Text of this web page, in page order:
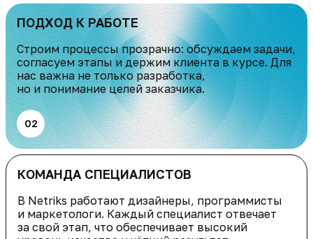
ПОДХОД К РАБОТЕ
Строим процессы прозрачно: обсуждаем задачи,
согласуем этапы и держим клиента в курсе. Для
нас важна не только разработка,
но и понимание целей заказчика.
02
КОМАНДА СПЕЦИАЛИСТОВ
В Netriks работают дизайнеры, программисты
и маркетологи. Каждый специалист отвечает
за свой этап, что обеспечивает высокий